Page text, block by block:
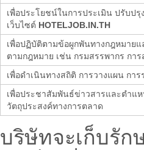
เพื่อประโยชน์ในการประเมิน ปรับ
เว็บไซต์ HOTELJOB.IN.TH
เพื่อปฏิบัติตามข้อผูกพันทางกฎหมาย
ตามกฎหมาย เช่น กรมสรรพากร กา
เพื่อดำเนินทางสถิติ การวางแผน กา
เพื่อประชาสัมพันธ์ข่าวสารและตำแ
วัตถุประสงค์ทางการตลาด
บริษัทจะเก็บรัก